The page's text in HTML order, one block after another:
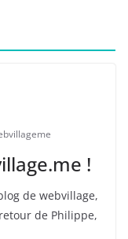
!
de webvillage,
de Philippe,